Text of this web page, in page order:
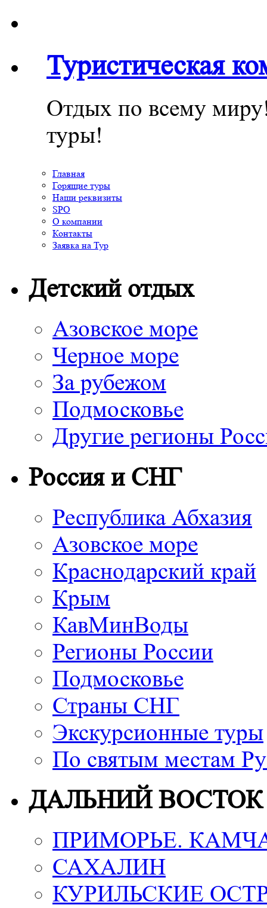
Туристическая
Отдых по всему
туры!
Главная
Горящие туры
Наши реквизиты
SPO
О компании
Контакты
Заявка на Тур
Детский отдых
Азовское море
Черное море
За рубежом
Подмосковье
Другие регионы
Россия и СНГ
Республика Абхазия
Азовское море
Краснодарский край
Крым
КавМинВоды
Регионы России
Подмосковье
Страны СНГ
Экскурсионные туры
По святым местам
ДАЛЬНИЙ ВОСТОК
ПРИМОРЬЕ.
САХАЛИН
КУРИЛЬСКИЕ